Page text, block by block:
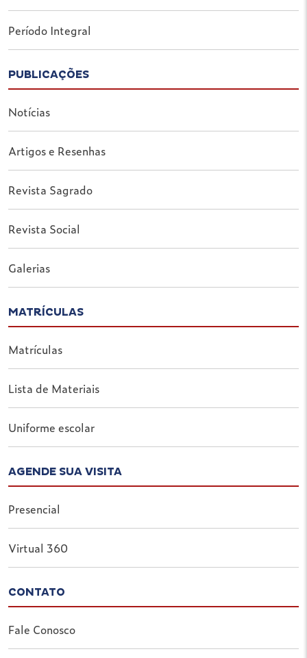
Período Integral
PUBLICAÇÕES
Notícias
Artigos e Resenhas
Revista Sagrado
Revista Social
Galerias
MATRÍCULAS
Matrículas
Lista de Materiais
Uniforme escolar
AGENDE SUA VISITA
Presencial
Virtual 360
CONTATO
Fale Conosco